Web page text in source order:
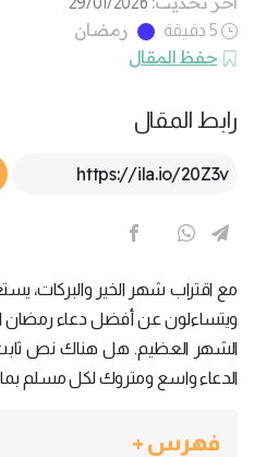
5 دقيقة
رمضان
حفظ المقال
رابط المقال
مع اقتراب شهر الخير والبركات،
ويتساءلون عن أفضل دعاء رمضان
الشهر العظيم. هل هناك نص
الدعاء واسع ومتروك لكل مسلم
فهرس +